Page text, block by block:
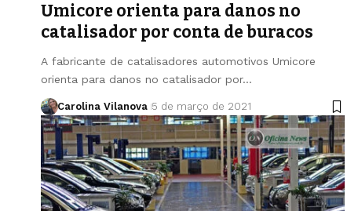
Umicore orienta para danos no
catalisador por conta de buracos
A fabricante de catalisadores automotivos Umicore
orienta para danos no catalisador por…
Carolina Vilanova 5 de março de 2021